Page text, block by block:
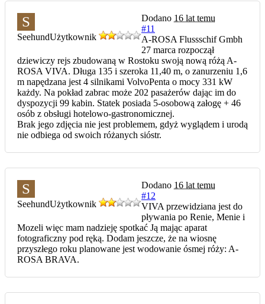
S
SeehundUżytkownik
Dodano 16 lat temu
#11
A-ROSA Flussschif Gmbh
27 marca rozpoczął
dziewiczy rejs zbudowaną w Rostoku swoją nową różą A-
ROSA VIVA. Długa 135 i szeroka 11,40 m, o zanurzeniu 1,6
m napędzana jest 4 silnikami VolvoPenta o mocy 331 kW
każdy. Na pokład zabrac może 202 pasażerów dając im do
dyspozycji 99 kabin. Statek posiada 5-osobową załogę + 46
osób z obsługi hotelowo-gastronomicznej.
Brak jego zdjęcia nie jest problemem, gdyż wyglądem i urodą
nie odbiega od swoich różanych sióstr.
S
SeehundUżytkownik
Dodano 16 lat temu
#12
VIVA przewidziana jest do
pływania po Renie, Menie i
Mozeli więc mam nadzieję spotkać Ją mając aparat
fotograficzny pod ręką. Dodam jeszcze, że na wiosnę
przyszłego roku planowane jest wodowanie ósmej róży: A-
ROSA BRAVA.